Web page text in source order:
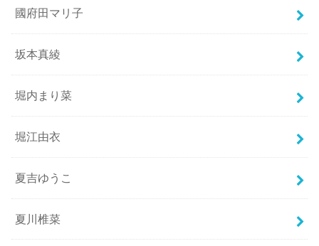
國府田マリ子
坂本真綾
堀内まり菜
堀江由衣
夏吉ゆうこ
夏川椎菜